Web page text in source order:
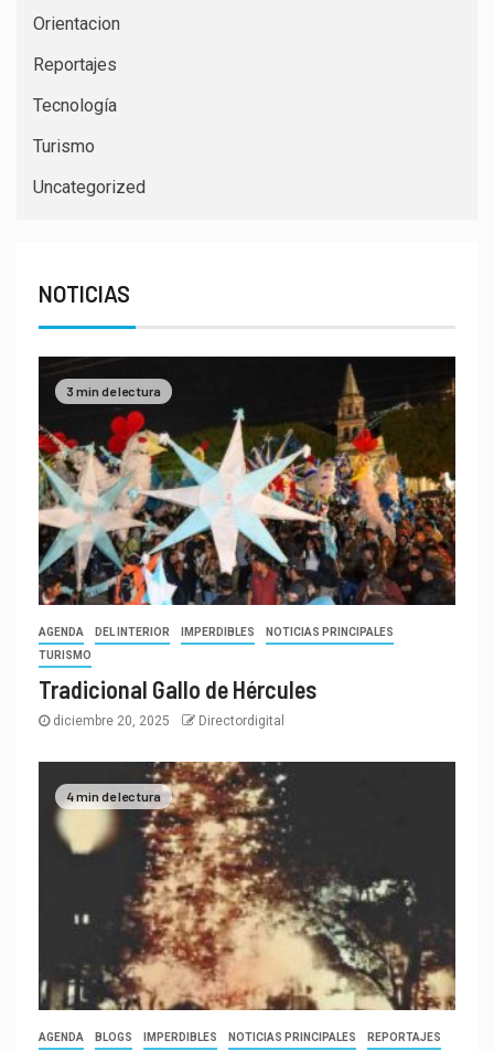
Orientacion
Reportajes
Tecnología
Turismo
Uncategorized
NOTICIAS
3 min de lectura
AGENDA DEL INTERIOR IMPERDIBLES
NOTICIAS PRINCIPALES
TURISMO
Tradicional Gallo de Hércules
diciembre 20, 2025 Directordigital
4 min de lectura
AGENDA BLOGS IMPERDIBLES NOTICIAS PRINCIPALES REPORTAJES